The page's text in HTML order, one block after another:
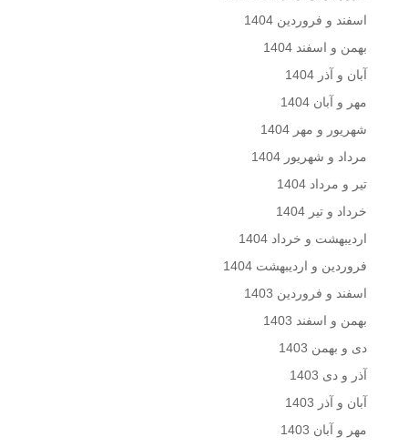
اسفند و فروردین 1404
بهمن و اسفند 1404
آبان و آذر 1404
مهر و آبان 1404
شهریور و مهر 1404
مرداد و شهریور 1404
تیر و مرداد 1404
خرداد و تیر 1404
اردیبهشت و خرداد 1404
فروردین و اردیبهشت 1404
اسفند و فروردین 1403
بهمن و اسفند 1403
دی و بهمن 1403
آذر و دی 1403
آبان و آذر 1403
مهر و آبان 1403